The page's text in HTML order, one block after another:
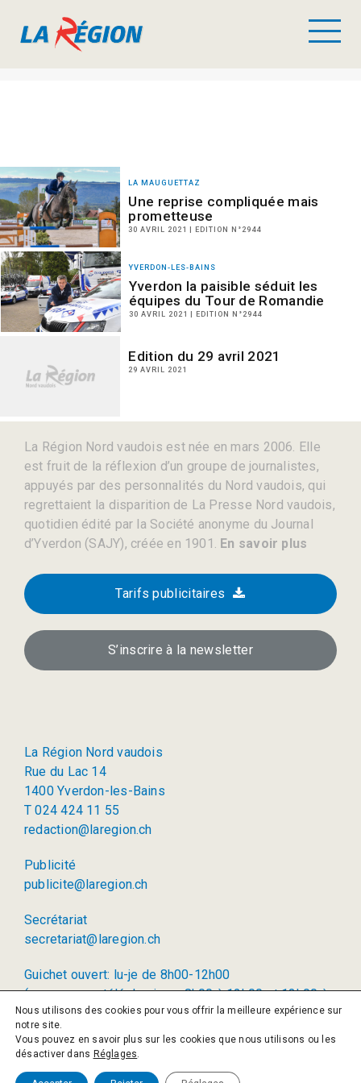
LA MAUGUETTAZ
Une reprise compliquée mais
prometteuse
30 AVRIL 2021 | EDITION N°2944
YVERDON-LES-BAINS
Yverdon la paisible séduit les
équipes du Tour de Romandie
30 AVRIL 2021 | EDITION N°2944
Edition du 29 avril 2021
29 AVRIL 2021
La Région Nord vaudois est née en mars 2006. Elle
est fruit de la réflexion d’un groupe de journalistes,
appuyés par des personnalités du Nord vaudois, qui
regrettaient la disparition de La Presse Nord vaudois,
quotidien édité par la Société anonyme du Journal
d’Yverdon (SAJY), créée en 1901. En savoir plus
Tarifs publicitaires
S’inscrire à la newsletter
La Région Nord vaudois
Rue du Lac 14
1400 Yverdon-les-Bains
T 024 424 11 55
redaction@laregion.ch
Publicité
publicite@laregion.ch
Secrétariat
secretariat@laregion.ch
Guichet ouvert: lu-je de 8h00-12h00
(permanence téléphonique: 8h00 à 12h00 et 13h00 à
17h00)
© 2026 La Région SA
Politique de confidentialité
Nous utilisons des cookies pour vous offrir la meilleure expérience sur
notre site.
Vous pouvez en savoir plus sur les cookies que nous utilisons ou les
désactiver dans Réglages.